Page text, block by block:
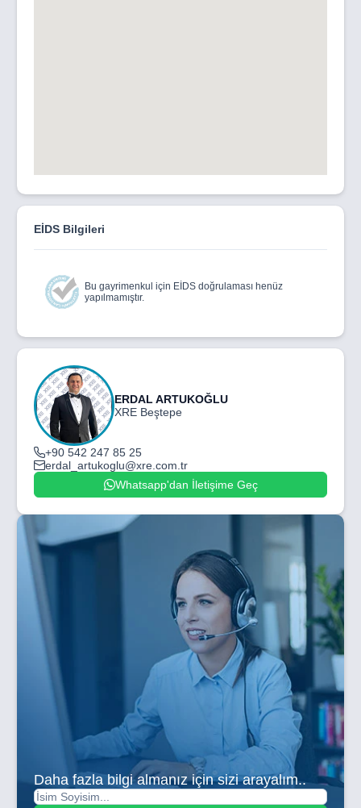
EİDS Bilgileri
Bu gayrimenkul için EİDS doğrulaması henüz
yapılmamıştır.
ERDAL ARTUKOĞLU
XRE Beştepe
+90 542 247 85 25
erdal_artukoglu@xre.com.tr
Whatsapp'dan İletişime Geç
Daha fazla bilgi almanız için sizi arayalım..